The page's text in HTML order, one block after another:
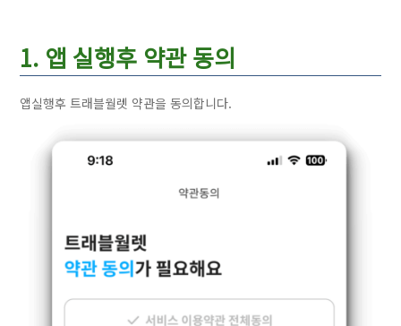
1. 앱 실행후 약관 동의
앱실행후 트래블월렛 약관을 동의합니다.